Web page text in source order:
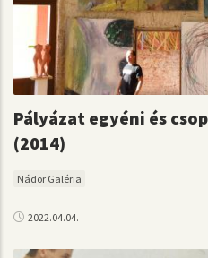
Pályázat egyéni és
(2014)
Nádor Galéria
2022.04.04.